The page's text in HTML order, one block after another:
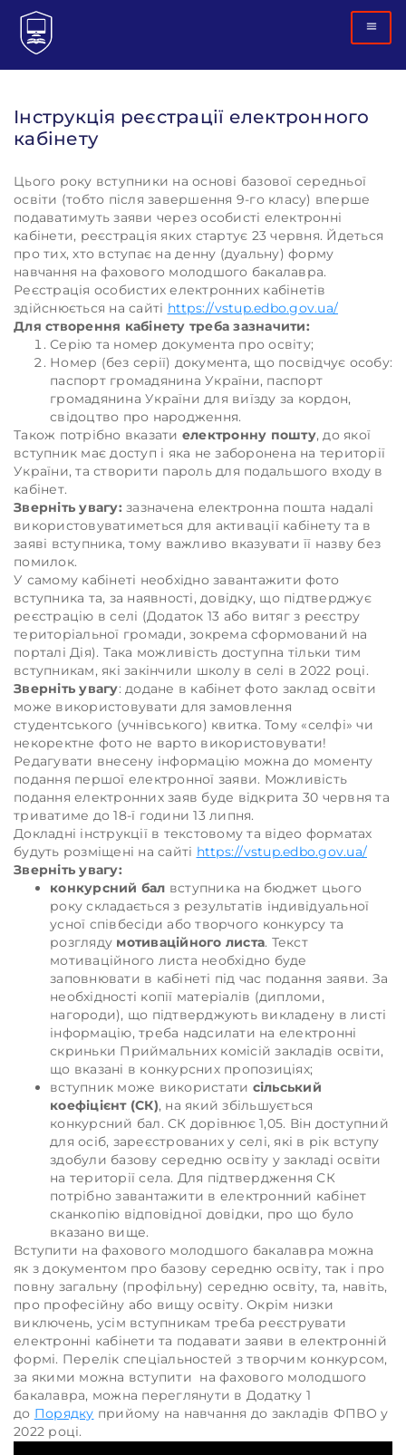
Інструкція реєстрації електронного
кабінету
Цього року вступники на основі базової середньої
освіти (тобто після завершення 9-го класу) вперше
подаватимуть заяви через особисті електронні
кабінети, реєстрація яких стартує 23 червня. Йдеться
про тих, хто вступає на денну (дуальну) форму
навчання на фахового молодшого бакалавра.
Реєстрація особистих електронних кабінетів
здійснюється на сайті https://vstup.edbo.gov.ua/
Для створення кабінету треба зазначити:
Серію та номер документа про освіту;
Номер (без серії) документа, що посвідчує особу:
паспорт громадянина України, паспорт
громадянина України для виїзду за кордон,
свідоцтво про народження.
Також потрібно вказати електронну пошту, до якої
вступник має доступ і яка не заборонена на території
України, та створити пароль для подальшого входу в
кабінет.
Зверніть увагу: зазначена електронна пошта надалі
використовуватиметься для активації кабінету та в
заяві вступника, тому важливо вказувати її назву без
помилок.
У самому кабінеті необхідно завантажити фото
вступника та, за наявності, довідку, що підтверджує
реєстрацію в селі (Додаток 13 або витяг з реєстру
територіальної громади, зокрема сформований на
порталі Дія). Така можливість доступна тільки тим
вступникам, які закінчили школу в селі в 2022 році.
Зверніть увагу: додане в кабінет фото заклад освіти
може використовувати для замовлення
студентського (учнівського) квитка. Тому «селфі» чи
некоректне фото не варто використовувати!
Редагувати внесену інформацію можна до моменту
подання першої електронної заяви. Можливість
подання електронних заяв буде відкрита 30 червня та
триватиме до 18-ї години 13 липня.
Докладні інструкції в текстовому та відео форматах
будуть розміщені на сайті https://vstup.edbo.gov.ua/
Зверніть увагу:
конкурсний бал вступника на бюджет цього
року складається з результатів індивідуальної
усної співбесіди або творчого конкурсу та
розгляду мотиваційного листа. Текст
мотиваційного листа необхідно буде
заповнювати в кабінеті під час подання заяви. За
необхідності копії матеріалів (дипломи,
нагороди), що підтверджують викладену в листі
інформацію, треба надсилати на електронні
скриньки Приймальних комісій закладів освіти,
що вказані в конкурсних пропозиціях;
вступник може використати сільський
коефіцієнт (СК), на який збільшується
конкурсний бал. СК дорівнює 1,05. Він доступний
для осіб, зареєстрованих у селі, які в рік вступу
здобули базову середню освіту у закладі освіти
на території села. Для підтвердження СК
потрібно завантажити в електронний кабінет
сканкопію відповідної довідки, про що було
вказано вище.
Вступити на фахового молодшого бакалавра можна
як з документом про базову середню освіту, так і про
повну загальну (профільну) середню освіту, та, навіть,
про професійну або вищу освіту. Окрім низки
виключень, усім вступникам треба реєструвати
електронні кабінети та подавати заяви в електронній
формі. Перелік спеціальностей з творчим конкурсом,
за якими можна вступити на фахового молодшого
бакалавра, можна переглянути в Додатку 1
до Порядку прийому на навчання до закладів ФПВО у
2022 році.